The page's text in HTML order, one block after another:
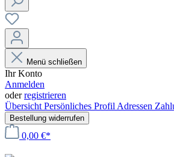
Menü schließen
Ihr Konto
Anmelden
oderregistrieren
Übersicht Persönliches Profil Adressen
Bestellung widerrufen
0,00 €*